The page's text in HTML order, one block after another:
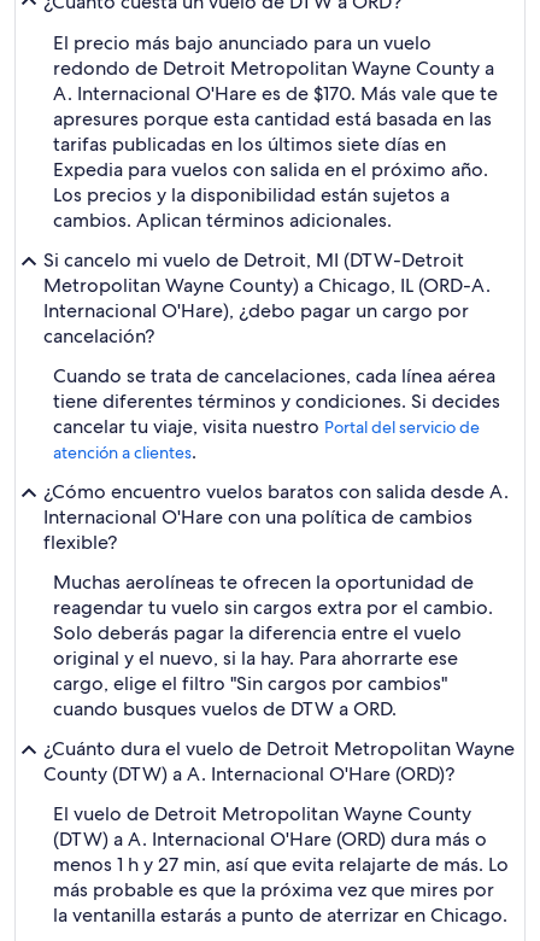
El precio más bajo anunciado para un vuelo
redondo de Detroit Metropolitan Wayne County a
A. Internacional O'Hare es de $170. Más vale que te
apresures porque esta cantidad está basada en las
tarifas publicadas en los últimos siete días en
Expedia para vuelos con salida en el próximo año.
Los precios y la disponibilidad están sujetos a
cambios. Aplican términos adicionales.
Si cancelo mi vuelo de Detroit, MI (DTW-Detroit
Metropolitan Wayne County) a Chicago, IL (ORD-A.
Internacional O'Hare), ¿debo pagar un cargo por
cancelación?
Cuando se trata de cancelaciones, cada línea aérea
tiene diferentes términos y condiciones. Si decides
cancelar tu viaje, visita nuestro Portal del servicio de
atención a clientes.
¿Cómo encuentro vuelos baratos con salida desde A.
Internacional O'Hare con una política de cambios
flexible?
Muchas aerolíneas te ofrecen la oportunidad de
reagendar tu vuelo sin cargos extra por el cambio.
Solo deberás pagar la diferencia entre el vuelo
original y el nuevo, si la hay. Para ahorrarte ese
cargo, elige el filtro "Sin cargos por cambios"
cuando busques vuelos de DTW a ORD.
¿Cuánto dura el vuelo de Detroit Metropolitan Wayne
County (DTW) a A. Internacional O'Hare (ORD)?
El vuelo de Detroit Metropolitan Wayne County
(DTW) a A. Internacional O'Hare (ORD) dura más o
menos 1 h y 27 min, así que evita relajarte de más. Lo
más probable es que la próxima vez que mires por
la ventanilla estarás a punto de aterrizar en Chicago.